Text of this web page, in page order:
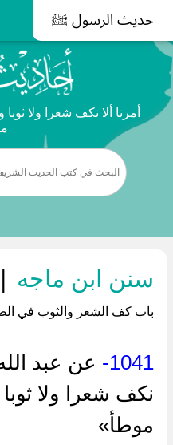
حديث الرسول ﷺ
أمرنا ألا نكف شعرا ولا
سنن ابن ماجه |
باب كف الشعر والثوب في
1041-
عن عبد
نكف شعرا ولا
موطأ»